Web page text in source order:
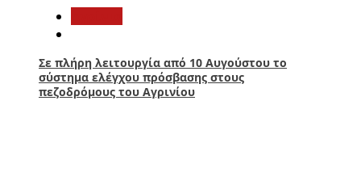
Σε πλήρη λειτουργία από 10 Αυγούστου το
σύστημα ελέγχου πρόσβασης στους
πεζοδρόμους του Αγρινίου